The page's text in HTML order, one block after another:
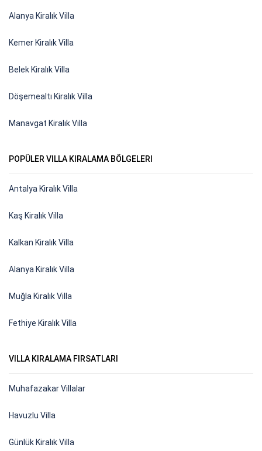
Alanya Kiralık Villa
Kemer Kiralık Villa
Belek Kiralık Villa
Döşemealtı Kiralık Villa
Manavgat Kiralık Villa
POPÜLER VILLA KIRALAMA BÖLGELERI
Antalya Kiralık Villa
Kaş Kiralık Villa
Kalkan Kiralık Villa
Alanya Kiralık Villa
Muğla Kiralık Villa
Fethiye Kiralık Villa
VILLA KIRALAMA FIRSATLARI
Muhafazakar Villalar
Havuzlu Villa
Günlük Kiralık Villa